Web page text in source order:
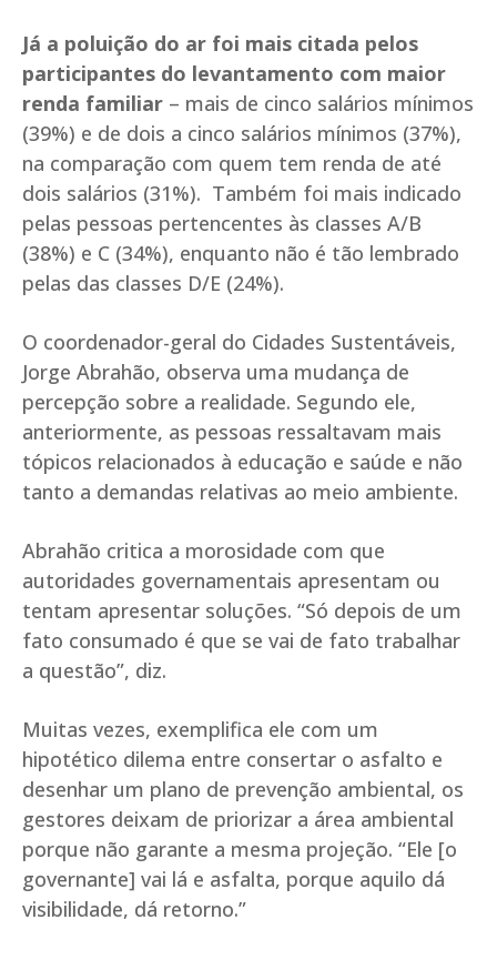
Já a poluição do ar foi mais citada pelos
participantes do levantamento com maior
renda familiar – mais de cinco salários mínimos
(39%) e de dois a cinco salários mínimos (37%),
na comparação com quem tem renda de até
dois salários (31%). Também foi mais indicado
pelas pessoas pertencentes às classes A/B
(38%) e C (34%), enquanto não é tão lembrado
pelas das classes D/E (24%).
O coordenador-geral do Cidades Sustentáveis,
Jorge Abrahão, observa uma mudança de
percepção sobre a realidade. Segundo ele,
anteriormente, as pessoas ressaltavam mais
tópicos relacionados à educação e saúde e não
tanto a demandas relativas ao meio ambiente.
Abrahão critica a morosidade com que
autoridades governamentais apresentam ou
tentam apresentar soluções. “Só depois de um
fato consumado é que se vai de fato trabalhar
a questão”, diz.
Muitas vezes, exemplifica ele com um
hipotético dilema entre consertar o asfalto e
desenhar um plano de prevenção ambiental, os
gestores deixam de priorizar a área ambiental
porque não garante a mesma projeção. “Ele [o
governante] vai lá e asfalta, porque aquilo dá
visibilidade, dá retorno.”